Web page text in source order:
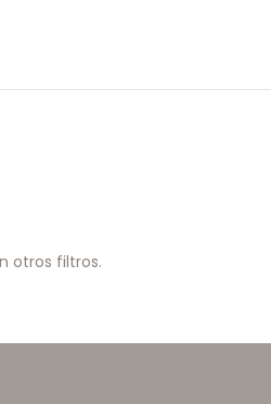
otros filtros.